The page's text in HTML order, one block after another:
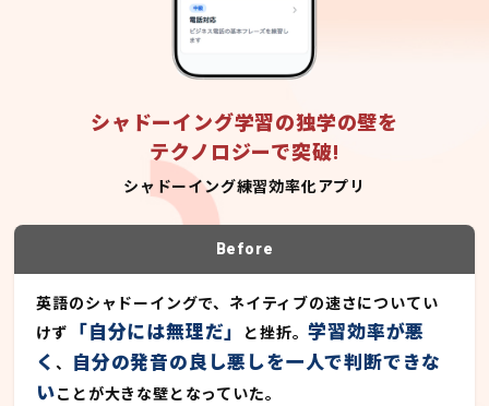
シャドーイング学習の独学の壁を
テクノロジーで突破!
シャドーイング練習効率化アプリ
Before
英語のシャドーイングで、ネイティブの速さについてい
けず
「自分には無理だ」 と挫折。学習効率が悪
く、
自分の発音の良し悪しを一人で判断できな
いことが大きな壁となっていた。